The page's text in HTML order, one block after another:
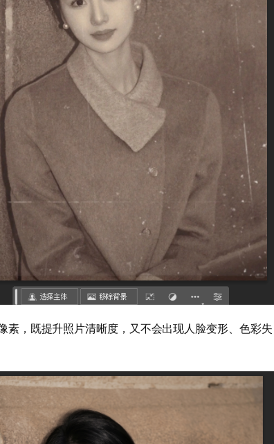
素，既提升照片清晰度，又不会出现人脸变形、色彩失